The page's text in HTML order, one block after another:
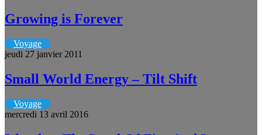
Growing is Forever
Voyage
jeudi 27 janvier 2011
Small World Energy – Tilt Shift
Voyage
mercredi 13 avril 2016